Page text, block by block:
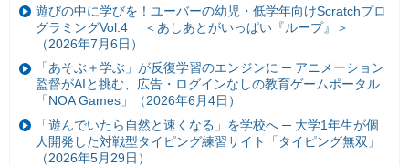
遊びの中に学びを！ユーバーの幼児・低学年向けScratchプロ
グラミングVol.4 ＜あしあとがいっぱい『ループ』＞
（2026年7月6日）
「あそぶ＋学ぶ」が反復学習のエンジンに ─ アニメーション
監督がAIと挑む、広告・ログインなしの教育ゲームポータル
「NOA Games」（2026年6月4日）
「遊んでいたら自然と速くなる」を学校へ ─ 大学1年生が個
人開発した対戦型タイピング練習サイト「タイピング無双」
（2026年5月29日）